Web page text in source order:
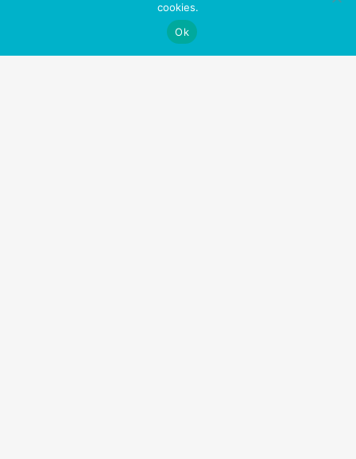
Une meilleure santé et une vie plus longue
Plus de liberté (et plus d’argent!)
cookies.
Ok